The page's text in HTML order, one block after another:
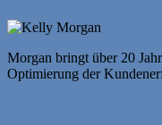
Morgan bringt über 20
Optimierung der